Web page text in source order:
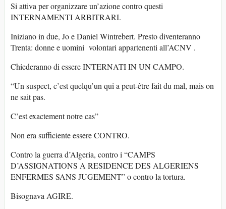
Si attiva per organizzare un’azione contro questi
INTERNAMENTI ARBITRARI.
Iniziano in due, Jo e Daniel Wintrebert. Presto diventeranno
Trenta: donne e uomini volontari appartenenti all’ACNV .
Chiederanno di essere INTERNATI IN UN CAMPO.
“Un suspect, c’est quelqu’un qui a peut-être fait du mal, mais on
ne sait pas.
C’est exactement notre cas”
Non era sufficiente essere CONTRO.
Contro la guerra d’Algeria, contro i “CAMPS
D’ASSIGNATIONS A RESIDENCE DES ALGERIENS
ENFERMES SANS JUGEMENT” o contro la tortura.
Bisognava AGIRE.